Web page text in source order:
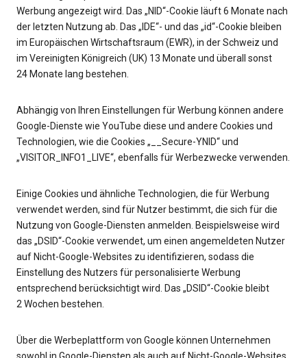
Werbung angezeigt wird. Das „NID“-Cookie läuft 6 Monate nach
der letzten Nutzung ab. Das „IDE“- und das „id“-Cookie bleiben
im Europäischen Wirtschaftsraum (EWR), in der Schweiz und
im Vereinigten Königreich (UK) 13 Monate und überall sonst
24 Monate lang bestehen.
Abhängig von Ihren Einstellungen für Werbung können andere
Google-Dienste wie YouTube diese und andere Cookies und
Technologien, wie die Cookies „__Secure-YNID“ und
„VISITOR_INFO1_LIVE“, ebenfalls für Werbezwecke verwenden.
Einige Cookies und ähnliche Technologien, die für Werbung
verwendet werden, sind für Nutzer bestimmt, die sich für die
Nutzung von Google-Diensten anmelden. Beispielsweise wird
das „DSID“-Cookie verwendet, um einen angemeldeten Nutzer
auf Nicht-Google-Websites zu identifizieren, sodass die
Einstellung des Nutzers für personalisierte Werbung
entsprechend berücksichtigt wird. Das „DSID“-Cookie bleibt
2 Wochen bestehen.
Über die Werbeplattform von Google können Unternehmen